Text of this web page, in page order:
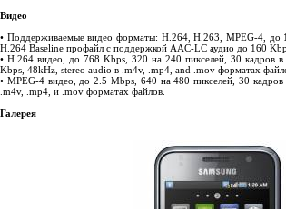
Видео
• Поддерживаемые видео форматы: H.264, H.263, MPEG-4, до
H.264 Baseline профайл с поддержкой AAC-LC аудио до 160
• H.264 видео, до 768 Kbps, 320 на 240 пикселей, 30 кадров
Kbps, 48kHz, stereo audio в .m4v, .mp4, and .mov форматах
• MPEG-4 видео, до 2.5 Mbps, 640 на 480 пикселей, 30
.m4v, .mp4, и .mov форматах файлов.
Галерея